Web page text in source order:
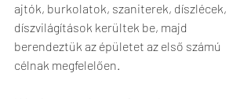
ajtók, burkolatok, szaniterek, díszlécek,
díszvilágítások kerültek be, majd
berendeztük az épületet az első számú
célnak megfelelően.